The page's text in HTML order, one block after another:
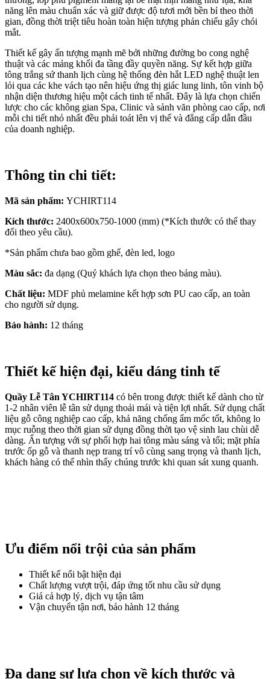
năng lên màu chuẩn xác và giữ được độ tươi mới bền bỉ theo thời
gian, đồng thời triệt tiêu hoàn toàn hiện tượng phản chiếu gây chói
mắt.
Thiết kế gây ấn tượng mạnh mẽ bởi những đường bo cong nghệ
thuật và các mảng khối đa tầng đầy quyền năng. Sự kết hợp giữa
tông trắng sứ thanh lịch cùng hệ thống đèn hắt LED nghệ thuật len
lỏi qua các khe vách tạo nên hiệu ứng thị giác lung linh, tôn vinh bộ
nhận diện thương hiệu một cách tinh tế nhất. Đây là lựa chọn chiến
lược cho các không gian Spa, Clinic và sảnh văn phòng cao cấp, nơi
mỗi chi tiết nhỏ nhất đều phải toát lên vị thế và đẳng cấp dẫn đầu
của doanh nghiệp.
Thông tin chi tiết:
Mã sản phẩm: YCHIRT114
Kích thước: 2400x600x750-1000 (mm) (*Kích thước có thể thay
đổi theo yêu cầu).
*Sản phẩm chưa bao gồm ghế, đèn led, logo
Màu sắc: đa dạng (Quý khách lựa chọn theo bảng màu).
Chất liệu: MDF phủ melamine kết hợp sơn PU cao cấp, an toàn
cho người sử dụng.
Bảo hành: 12 tháng
Thiết kế hiện đại, kiểu dáng tinh tế
Quầy Lễ Tân YCHIRT114 có bên trong được thiết kế dành cho từ
1-2 nhân viên lễ tân sử dụng thoải mái và tiện lợi nhất. Sử dụng chất
liệu gỗ công nghiệp cao cấp, khả năng chống ẩm mốc tốt, không lo
mục ruỗng theo thời gian sử dụng đồng thời tạo vệ sinh lau chùi dễ
dàng. Ấn tượng với sự phối hợp hai tông màu sáng và tối; mặt phía
trước ốp gỗ và thanh nẹp trang trí vô cùng sang trọng và thanh lịch,
khách hàng có thể nhìn thấy chúng trước khi quan sát xung quanh.
Ưu điểm nổi trội của sản phẩm
Thiết kế nổi bật hiện đại
Chất lượng vượt trội, đáp ứng tốt nhu cầu sử dụng
Giá cả hợp lý, dịch vụ tận tâm
Vận chuyển tận nơi, bảo hành 12 tháng
Đa dạng sự lựa chọn về kích thước và